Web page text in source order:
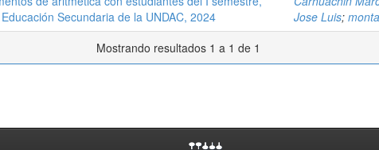
Secundaria de la UNDAC, 2024
Jose Luis;
Mostrando resultados 1 a 1 de 1